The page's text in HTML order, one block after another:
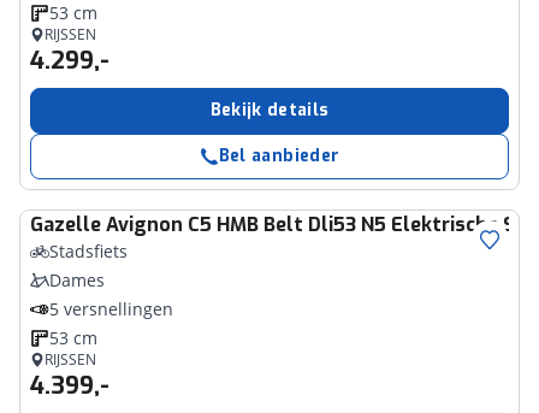
53 cm
RIJSSEN
4.299,-
Bekijk details
Bel aanbieder
GazelleAvignon C5 HMB Belt Dli53 N5 Elektrische
Stadsfiets
Dames
5 versnellingen
53 cm
RIJSSEN
4.399,-